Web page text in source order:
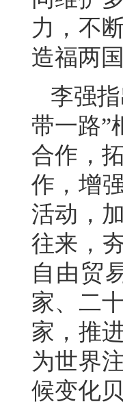
力，不
造福两
李强
带一路”
合作，
作，增
活动，
往来，
自由贸
家、二
家，推
为世界
候变化